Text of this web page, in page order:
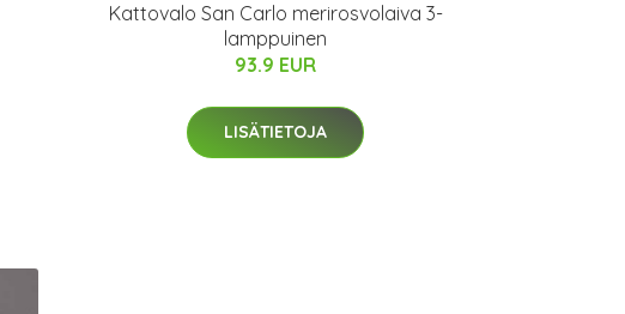
Kattovalo San Carlo merirosvolaiva 3-
lamppuinen
93.9 EUR
LISÄTIETOJA